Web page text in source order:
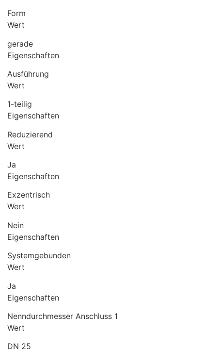
Form
Wert
gerade
Eigenschaften
Ausführung
Wert
1-teilig
Eigenschaften
Reduzierend
Wert
Ja
Eigenschaften
Exzentrisch
Wert
Nein
Eigenschaften
Systemgebunden
Wert
Ja
Eigenschaften
Nenndurchmesser Anschluss 1
Wert
DN 25